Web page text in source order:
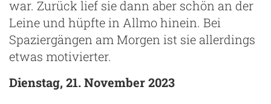
war. Zurück lief sie dann aber schön an der
Leine und hüpfte in Allmo hinein. Bei
Spaziergängen am Morgen ist sie allerdings
etwas motivierter.
Dienstag, 21. November 2023